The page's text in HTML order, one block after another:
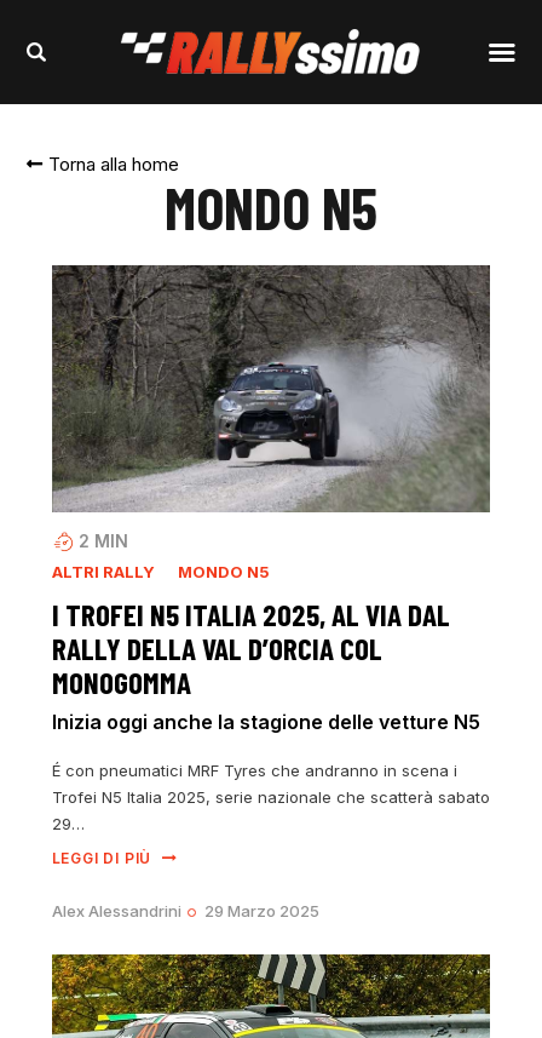
Torna alla home
MONDO N5
2 MIN
ALTRI RALLY MONDO N5
I TROFEI N5 ITALIA 2025, AL VIA DAL
RALLY DELLA VAL D’ORCIA COL
MONOGOMMA
Inizia oggi anche la stagione delle vetture N5
É con pneumatici MRF Tyres che andranno in scena i
Trofei N5 Italia 2025, serie nazionale che scatterà sabato
29…
LEGGI DI PIÙ
Alex Alessandrini 29 Marzo 2025